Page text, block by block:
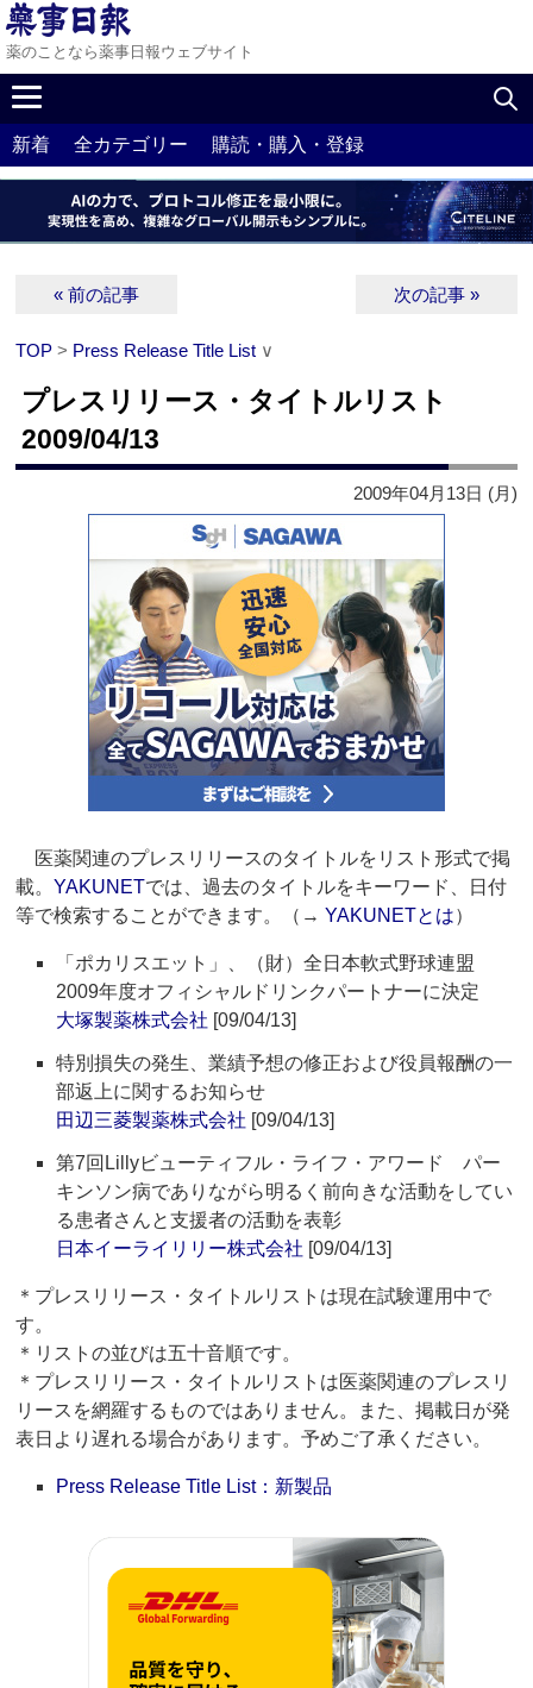
薬のことなら薬事日報ウェブサイト
新着 全カテゴリー 購読・購入・登録
« 前の記事 次の記事 »
TOP > Press Release Title List ∨
プレスリリース・タイトルリスト
2009/04/13
2009年04月13日 (月)
医薬関連のプレスリリースのタイトルをリスト形式で掲
載。YAKUNETでは、過去のタイトルをキーワード、日付
等で検索することができます。（→YAKUNETとは）
「ポカリスエット」、（財）全日本軟式野球連盟
2009年度オフィシャルドリンクパートナーに決定
大塚製薬株式会社 [09/04/13]
特別損失の発生、業績予想の修正および役員報酬の一
部返上に関するお知らせ
田辺三菱製薬株式会社 [09/04/13]
第7回Lillyビューティフル・ライフ・アワード パー
キンソン病でありながら明るく前向きな活動をしてい
る患者さんと支援者の活動を表彰
日本イーライリリー株式会社 [09/04/13]
＊プレスリリース・タイトルリストは現在試験運用中で
す。
＊リストの並びは五十音順です。
＊プレスリリース・タイトルリストは医薬関連のプレスリ
リースを網羅するものではありません。また、掲載日が発
表日より遅れる場合があります。予めご了承ください。
Press Release Title List：新製品